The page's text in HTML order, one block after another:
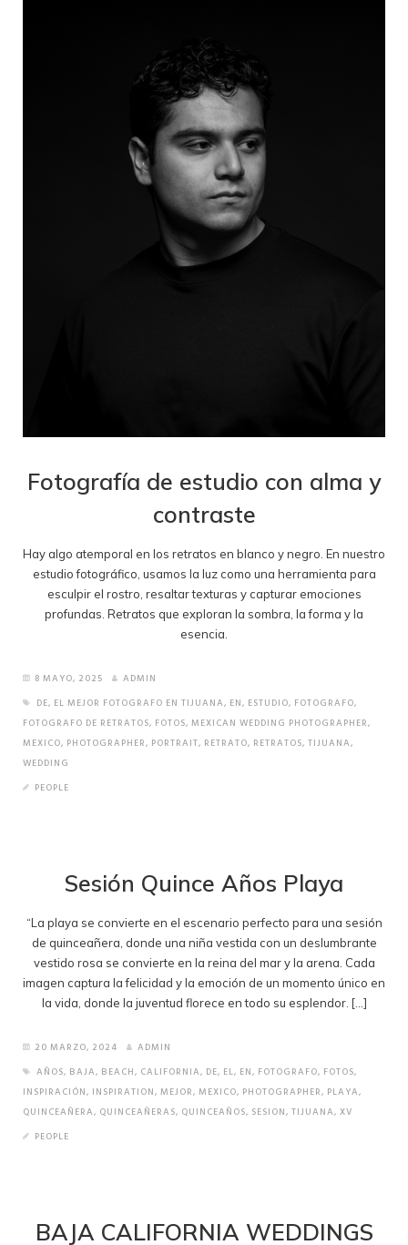
Fotografía de estudio con alma y
contraste
Hay algo atemporal en los retratos en blanco y negro. En nuestro
estudio fotográfico, usamos la luz como una herramienta para
esculpir el rostro, resaltar texturas y capturar emociones
profundas. Retratos que exploran la sombra, la forma y la
esencia.
8 MAYO, 2025
ADMIN
DE, EL MEJOR FOTOGRAFO EN TIJUANA, EN, ESTUDIO, FOTOGRAFO,
FOTOGRAFO DE RETRATOS, FOTOS, MEXICAN WEDDING PHOTOGRAPHER,
MEXICO, PHOTOGRAPHER, PORTRAIT, RETRATO, RETRATOS, TIJUANA,
WEDDING
PEOPLE
Sesión Quince Años Playa
“La playa se convierte en el escenario perfecto para una sesión
de quinceañera, donde una niña vestida con un deslumbrante
vestido rosa se convierte en la reina del mar y la arena. Cada
imagen captura la felicidad y la emoción de un momento único en
la vida, donde la juventud florece en todo su esplendor. […]
20 MARZO, 2024
ADMIN
AÑOS, BAJA, BEACH, CALIFORNIA, DE, EL, EN, FOTOGRAFO, FOTOS,
INSPIRACIÓN, INSPIRATION, MEJOR, MEXICO, PHOTOGRAPHER, PLAYA,
QUINCEAÑERA, QUINCEAÑERAS, QUINCEAÑOS, SESION, TIJUANA, XV
PEOPLE
BAJA CALIFORNIA WEDDINGS